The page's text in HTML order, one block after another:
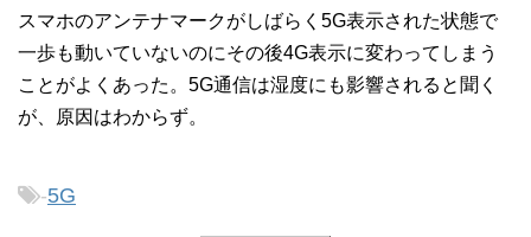
スマホのアンテナマークがしばらく5G表示された状態で
一歩も動いていないのにその後4G表示に変わってしまう
ことがよくあった。5G通信は湿度にも影響されると聞く
が、原因はわからず。
-5G